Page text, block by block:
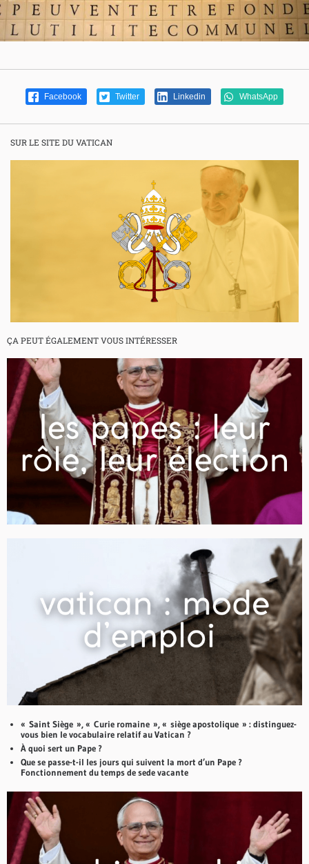
Facebook Twitter Linkedin WhatsApp
SUR LE SITE DU VATICAN
ÇA PEUT ÉGALEMENT VOUS INTÉRESSER
« Saint Siège », « Curie romaine », « siège apostolique » : distinguez-
vous bien le vocabulaire relatif au Vatican ?
À quoi sert un Pape ?
Que se passe-t-il les jours qui suivent la mort d’un Pape ?
Fonctionnement du temps de sede vacante